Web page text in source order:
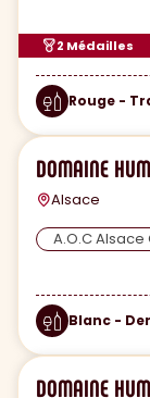
2 Médailles
Rouge -
DOMAINE
Alsace
A.O.C Alsace
Blanc -
DOMAINE